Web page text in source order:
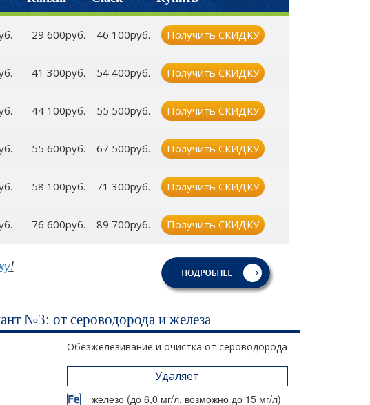
29 600руб. 46 100руб. Получить СКИДКУ
41 300руб. 54 400руб. Получить СКИДКУ
44 100руб. 55 500руб. Получить СКИДКУ
55 600руб. 67 500руб. Получить СКИДКУ
58 100руб. 71 300руб. Получить СКИДКУ
76 600руб. 89 700руб. Получить СКИДКУ
!
№3: от сероводорода и железа
Обезжелезивание и очистка от сероводорода
Удаляет
железо (до 6,0 мг/л, возможно до 15 мг/л)